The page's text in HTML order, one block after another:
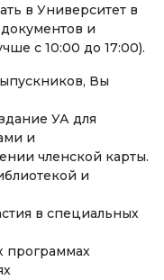
в Университет в
и
с 10:00 до 17:00).
Вы
УА для
и
членской карты.
и
в специальных
программах